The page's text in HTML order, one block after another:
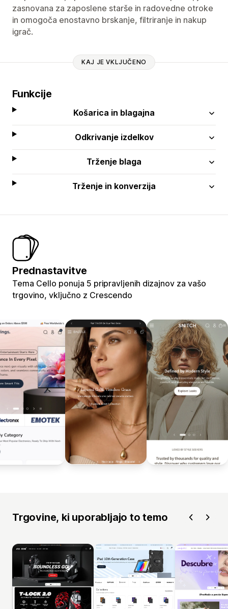
zasnovana za zaposlene starše in radovedne otroke
in omogoča enostavno brskanje, filtriranje in nakup
igrač.
KAJ JE VKLJUČENO
Funkcije
Košarica in blagajna
Odkrivanje izdelkov
Trženje blaga
Trženje in konverzija
Prednastavitve
Tema Cello ponuja 5 pripravljenih dizajnov za vašo
trgovino, vključno z Crescendo
Trgovine, ki uporabljajo to temo